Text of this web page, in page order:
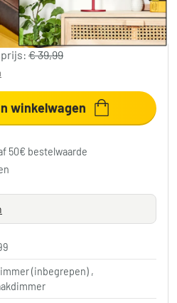
€ 39,99
winkelwagen
50€ bestelwaarde
(inbegrepen) ,